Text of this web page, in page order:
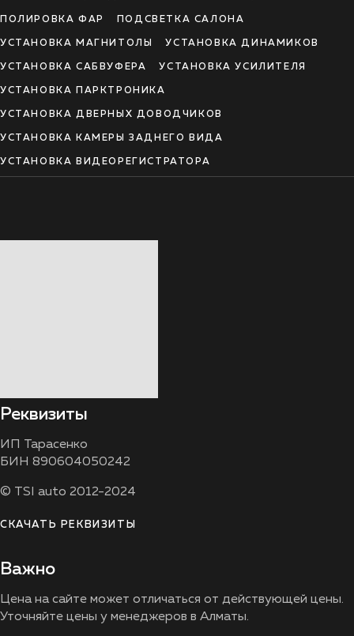
ПОЛИРОВКА ФАР ПОДСВЕТКА САЛОНА
УСТАНОВКА МАГНИТОЛЫ УСТАНОВКА ДИНАМИКОВ
УСТАНОВКА САБВУФЕРА УСТАНОВКА УСИЛИТЕЛЯ
УСТАНОВКА ПАРКТРОНИКА
УСТАНОВКА ДВЕРНЫХ ДОВОДЧИКОВ
УСТАНОВКА КАМЕРЫ ЗАДНЕГО ВИДА
УСТАНОВКА ВИДЕОРЕГИСТРАТОРА
Реквизиты
ИП Тарасенко
БИН 890604050242
© TSI auto 2012-2024
СКАЧАТЬ РЕКВИЗИТЫ
Важно
Цена на сайте может отличаться от действующей цены.
Уточняйте цены у менеджеров в Алматы.